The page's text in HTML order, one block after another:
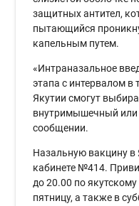
защитных антител,
пытающийся
капельным путем.
«Интраназальное
этапа с интервалом в
Якутии смогут
внутримышечный или
сообщении.
Назальную вакцину
кабинете №414.
до 20.00 по
пятницу, а также в